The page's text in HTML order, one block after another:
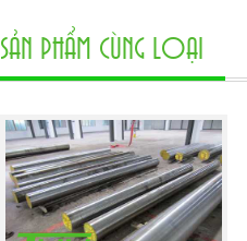
SẢN PHẨM CÙNG LOẠI